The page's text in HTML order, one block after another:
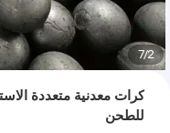
2
/
7
كرات معدنية متعددة
للطحن